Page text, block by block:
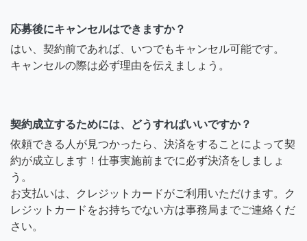
応募後にキャンセルはできますか？
はい、契約前であれば、いつでもキャンセル可能です。
キャンセルの際は必ず理由を伝えましょう。
契約成立するためには、どうすればいいですか？
依頼できる人が見つかったら、決済をすることによって契
約が成立します！仕事実施前までに必ず決済をしましょ
う。
お支払いは、クレジットカードがご利用いただけます。ク
レジットカードをお持ちでない方は事務局までご連絡くだ
さい。